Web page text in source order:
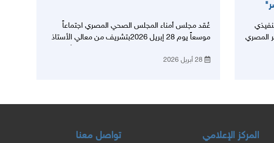
المصري
عُقد مجلس أمناء المجلس الصحي المصري اجتماعاً
موسعاً يوم 28 إبريل 2026بتشريف من معالي الأستاذ
الدكتور/ عبد العزيز قنصوه وزير التعليم العالي والأستاذ/
بأمريكا عن طريق الفيديو كفرانس، واللواء/ سعيد النجار
28 أبريل 2026
المركز الإعلامي تواصل معنا